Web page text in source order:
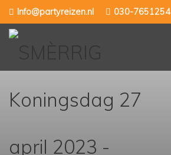
Skip
to
content
Info@partyreizen.nl 030-7651254